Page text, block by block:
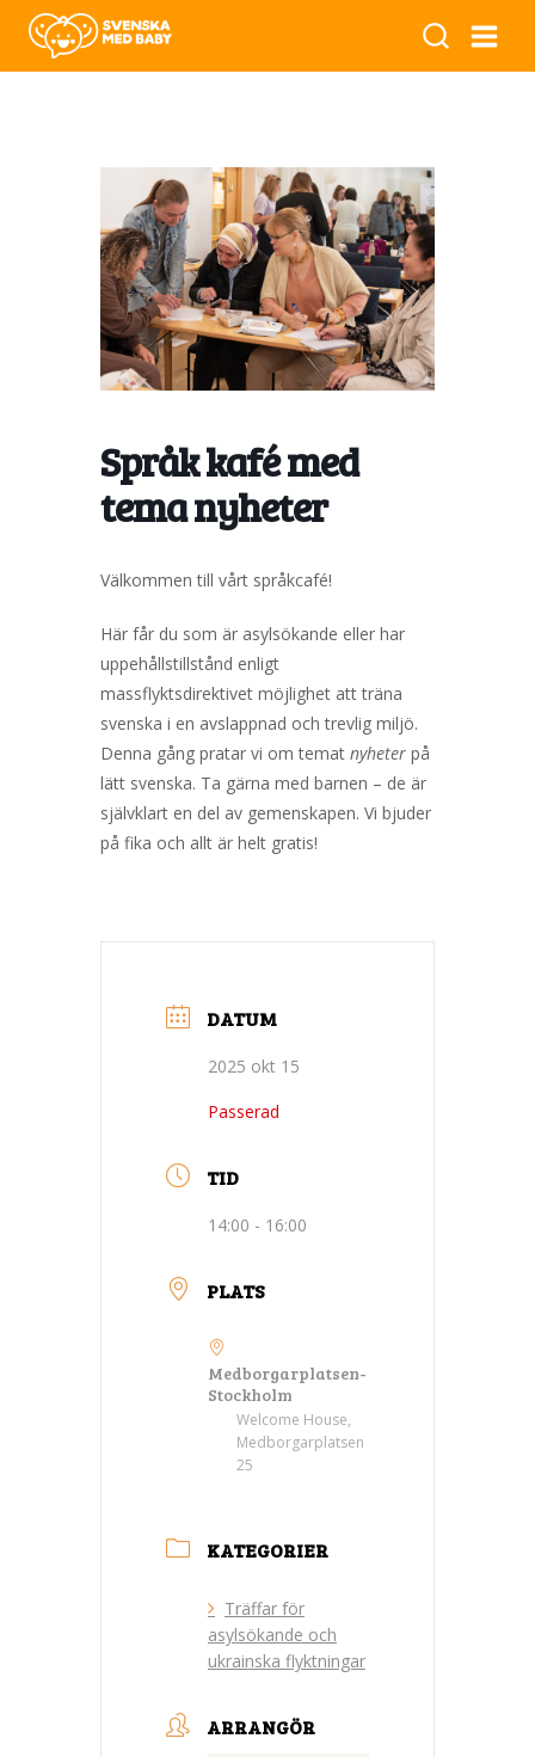
Språk kafé med
tema nyheter
Välkommen till vårt språkcafé!
Här får du som är asylsökande eller har
uppehållstillstånd enligt
massflyktsdirektivet möjlighet att träna
svenska i en avslappnad och trevlig miljö.
Denna gång pratar vi om temat nyheter på
lätt svenska. Ta gärna med barnen – de är
självklart en del av gemenskapen. Vi bjuder
på fika och allt är helt gratis!
DATUM
2025 okt 15
Passerad
TID
14:00 - 16:00
PLATS
Medborgarplatsen-
Stockholm
Welcome House,
Medborgarplatsen
25
KATEGORIER
Träffar för
asylsökande och
ukrainska flyktningar
ARRANGÖR